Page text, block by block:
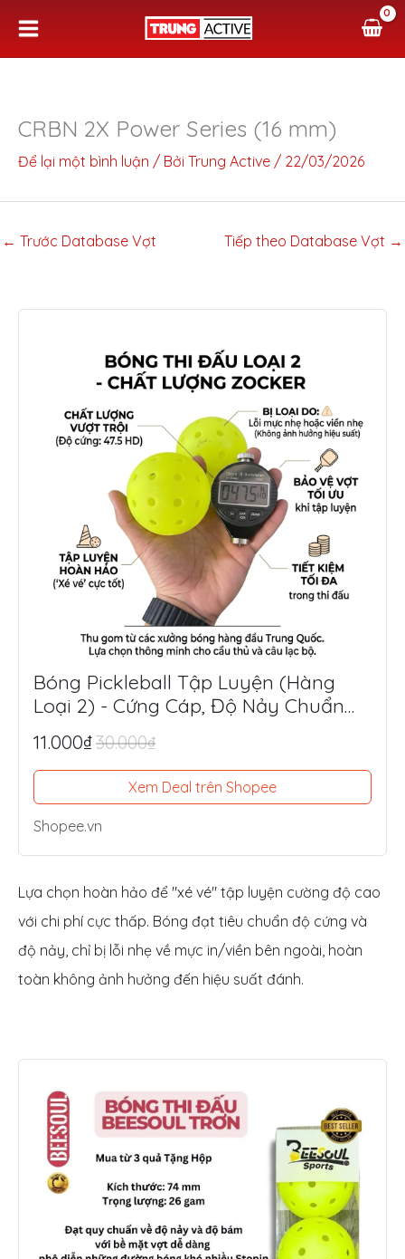
nội
Bóng Pickleball Tập Luyện (Hàng
Loại 2) - Cứng Cáp, Độ Nảy Chuẩn
Thi Đấu, Siêu Tiết Kiệm
11.000₫30.000₫
Xem Deal trên Shopee
Shopee.vn
Lựa chọn hoàn hảo để "xé vé" tập luyện cường độ cao
với chi phí cực thấp. Bóng đạt tiêu chuẩn độ cứng và
độ nảy, chỉ bị lỗi nhẹ về mực in/viền bên ngoài, hoàn
toàn không ảnh hưởng đến hiệu suất đánh.
CRBN 2X Power Series (16 mm)
Để lại một bình luận / Bởi Trung Active / 22/03/2026
← Trước Database Vợt Tiếp theo Database Vợt →